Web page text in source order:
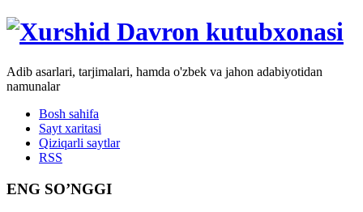
Adib asarlari, tarjimalari, hamda o'zbek va jahon adabiyotidan
namunalar
Bosh sahifa
Sayt xaritasi
Qiziqarli saytlar
RSS
ENG SO’NGGI